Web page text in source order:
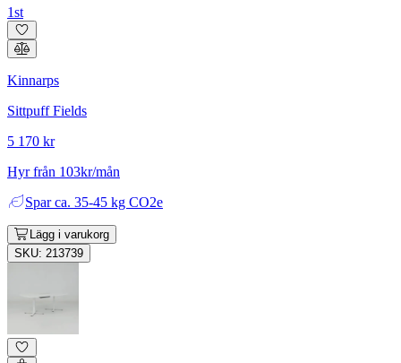
1st
Kinnarps
Sittpuff Fields
5 170 kr
Hyr från 103kr/mån
Spar ca. 35-45 kg CO2e
Lägg i varukorg
SKU: 213739